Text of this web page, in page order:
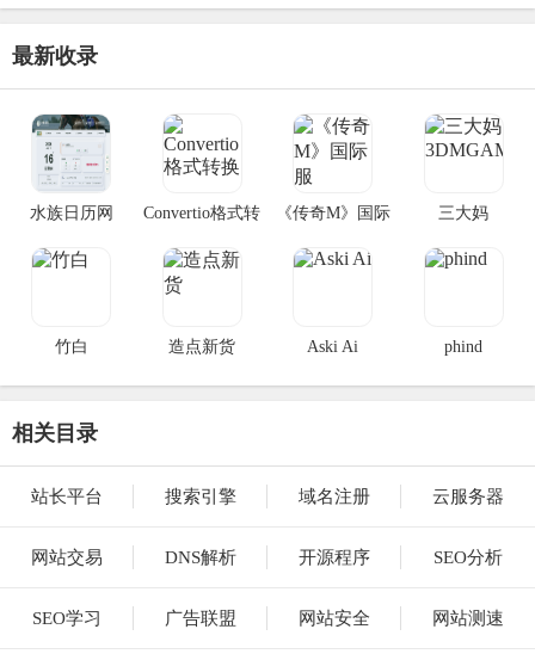
最新收录
水族日历网
Convertio格式转
《传奇M》国际
三大妈
竹白 造点新货 Aski Ai phind
相关目录
站长平台 搜索引擎 域名注册 云服务器
网站交易 DNS解析 开源程序 SEO分析
SEO学习 广告联盟 网站安全 网站测速